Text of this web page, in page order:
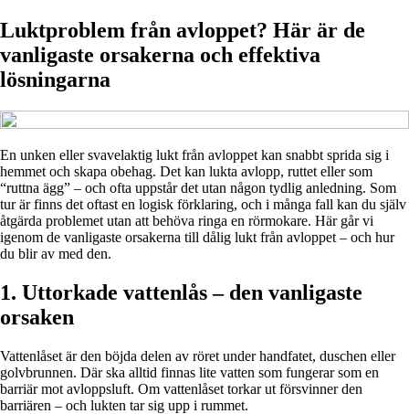
Luktproblem från avloppet? Här är de
vanligaste orsakerna och effektiva
lösningarna
En unken eller svavelaktig lukt från avloppet kan snabbt sprida sig i
hemmet och skapa obehag. Det kan lukta avlopp, ruttet eller som
“ruttna ägg” – och ofta uppstår det utan någon tydlig anledning. Som
tur är finns det oftast en logisk förklaring, och i många fall kan du själv
åtgärda problemet utan att behöva ringa en rörmokare. Här går vi
igenom de vanligaste orsakerna till dålig lukt från avloppet – och hur
du blir av med den.
1. Uttorkade vattenlås – den vanligaste
orsaken
Vattenlåset är den böjda delen av röret under handfatet, duschen eller
golvbrunnen. Där ska alltid finnas lite vatten som fungerar som en
barriär mot avloppsluft. Om vattenlåset torkar ut försvinner den
barriären – och lukten tar sig upp i rummet.